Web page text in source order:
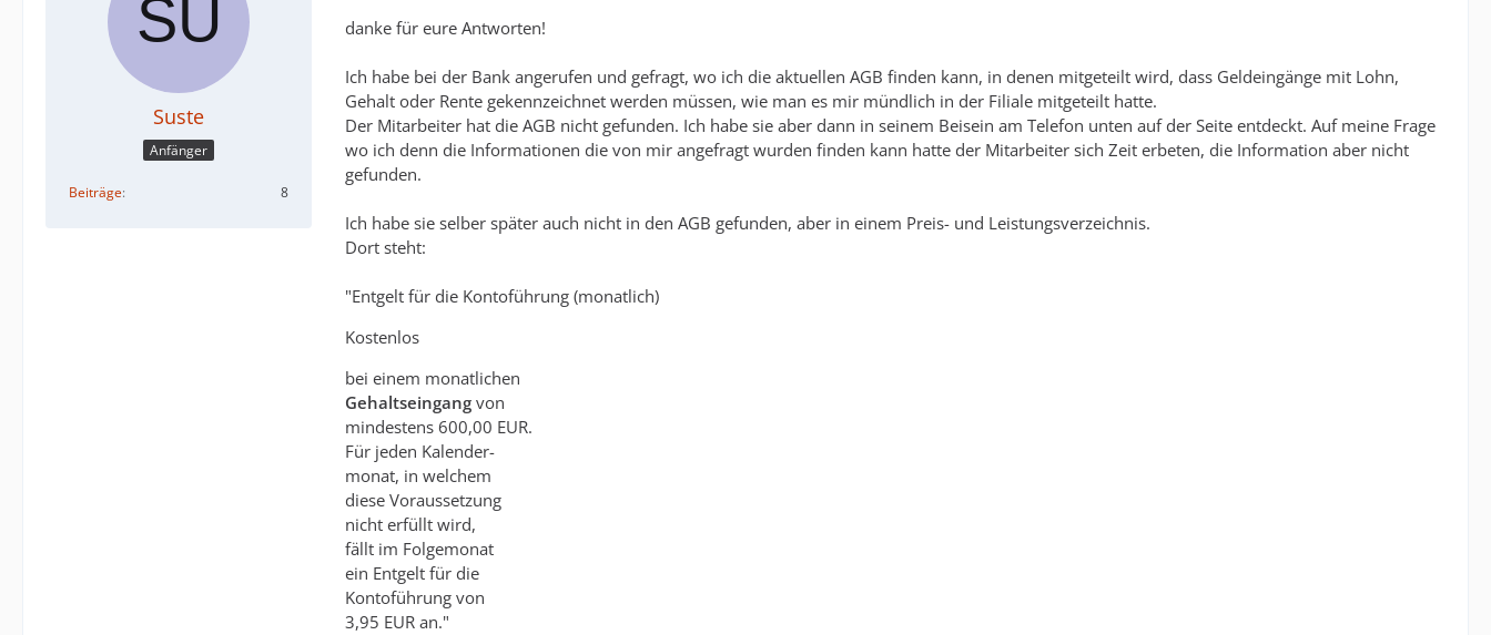
Suste
Anfänger
Beiträge 8
danke für eure Antworten!
Ich habe bei der Bank angerufen und gefragt, wo ich die aktuellen AGB finden kann, in denen mitgeteilt wird, dass Geldeingänge mit Lohn,
Gehalt oder Rente gekennzeichnet werden müssen, wie man es mir mündlich in der Filiale mitgeteilt hatte.
Der Mitarbeiter hat die AGB nicht gefunden. Ich habe sie aber dann in seinem Beisein am Telefon unten auf der Seite entdeckt. Auf meine Frage
wo ich denn die Informationen die von mir angefragt wurden finden kann hatte der Mitarbeiter sich Zeit erbeten, die Information aber nicht
gefunden.
Ich habe sie selber später auch nicht in den AGB gefunden, aber in einem Preis- und Leistungsverzeichnis.
Dort steht:
"Entgelt für die Kontoführung (monatlich)
Kostenlos
bei einem monatlichen
Gehaltseingang von
mindestens 600,00 EUR.
Für jeden Kalender-
monat, in welchem
diese Voraussetzung
nicht erfüllt wird,
fällt im Folgemonat
ein Entgelt für die
Kontoführung von
3,95 EUR an."